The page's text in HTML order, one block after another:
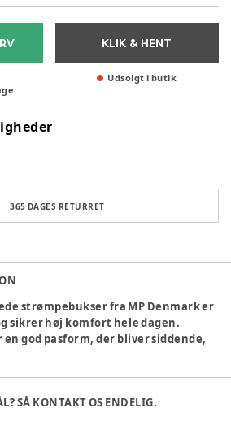
KLIK & HENT
Udsolgt i butik
365 DAGES RETURRET
strømpebukser fra MP Denmark er
sikrer høj komfort hele dagen.
god pasform, der bliver siddende,
og fest.
SÅ KONTAKT OS ENDELIG.